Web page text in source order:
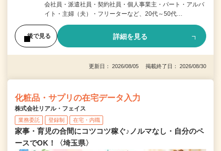
会社員・派遣社員・契約社員・個人事業主・パート・アルバ
イト・主婦（夫）・フリーターなど、20代～50代…
後で見る 詳細を見る
更新日： 2026/08/05 掲載終了日： 2026/08/30
化粧品・サプリの在宅データ入力
株式会社リアル・フェイス
業務委託 登録制 在宅・内職
家事・育児の合間にコツコツ稼ぐ♪ノルマなし・自分のペ
ースでOK！〈埼玉県〉